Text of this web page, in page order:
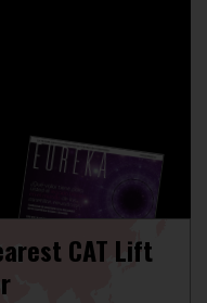
CAT Lift